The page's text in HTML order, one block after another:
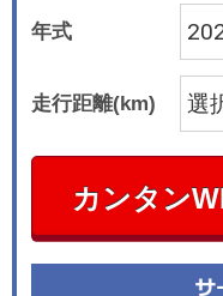
年式
走行距離(km)
カンタン